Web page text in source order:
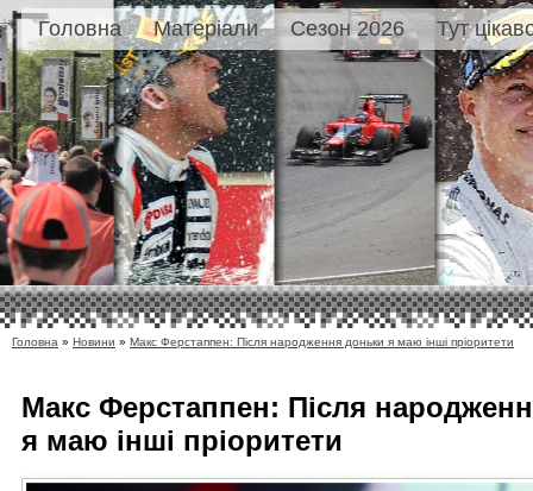
Головна Матеріали Сезон 2026 Тут
Головна » Новини » Макс Ферстаппен: Після народження доньки я маю інші пріоритети
Макс Ферстаппен: Після
я маю інші пріоритети